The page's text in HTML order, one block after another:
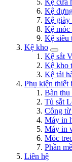
Kệ cửa
Kệ
Kệ giày
Kệ móc
Kệ siêu
Kệ kho
Kệ sắt
Kệ kho
Kệ tải
Phụ kiện thiết
Bàn thu
Tủ sắt
Công
Máy in
Máy in
Móc
Phần
Liên hệ